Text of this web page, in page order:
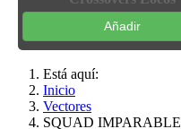
Añadir
Está aquí:
Inicio
Vectores
SQUAD IMPARABLE